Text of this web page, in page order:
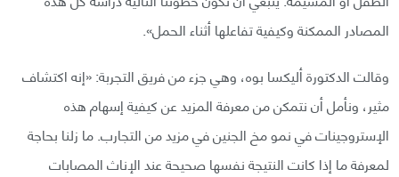
المصادر الممكنة وكيفية تفاعلها أثناء الحمل».
وقالت الدكتورة أليكسا بوه، وهي جزء من فريق التجربة: «إنه اكتشاف
مثير، ونأمل أن نتمكن من معرفة المزيد عن كيفية إسهام هذه
الإستروجينات في نمو مخ الجنين في مزيد من التجارب. ما زلنا بحاجة
لمعرفة ما إذا كانت النتيجة نفسها صحيحة عند الإناث المصابات